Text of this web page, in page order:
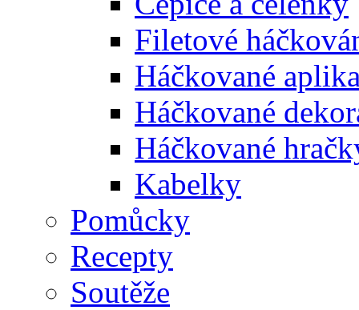
Filetové
Háčkované
Háčkované
Háčkované
Kabelky
Pomůcky
Recepty
Soutěže